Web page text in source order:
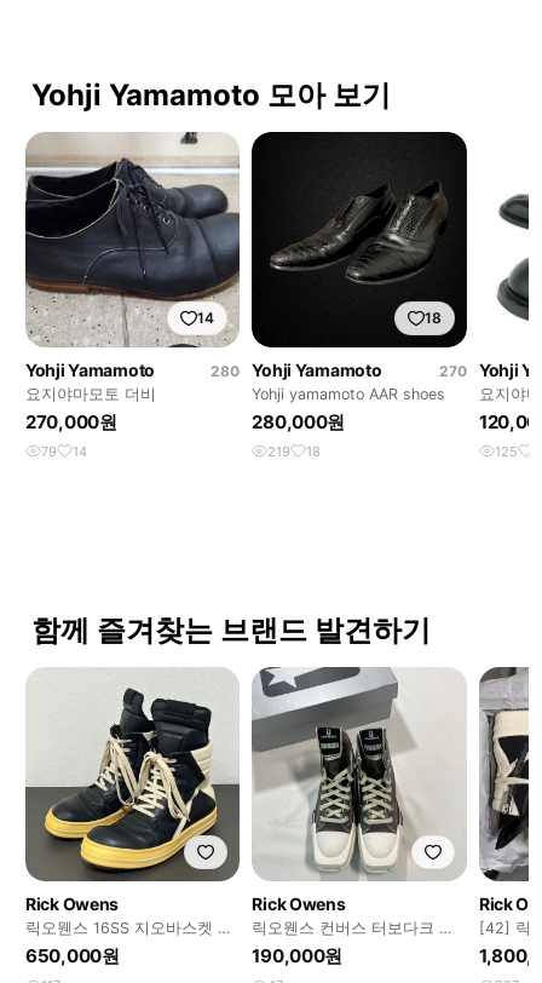
Yohji Yamamoto 모아 보기
14
Yohji Yamamoto
280
요지야마모토 더비
270,000원
79 14
18
Yohji Yamamoto
270
Yohji yamamoto AAR shoes
280,000원
219 18
Yohji
요지야
125
함께 즐겨찾는 브랜드 발견하기
Rick Owens
릭오웬스 16SS 지오바스켓 모
노크롬 LPO
650,000원
Rick Owens
릭오웬스 컨버스 터보다크 척
70 하이
190,000원
Rick
[42] 릭
지오바